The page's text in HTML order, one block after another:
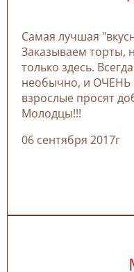
Самая лучшая
Заказываем торты,
только здесь.
необычно, и ОЧЕНЬ
взрослые просят
Молодцы!!!
06 сентября 2017г